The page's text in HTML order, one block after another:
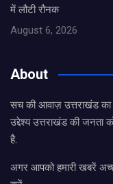
में लौटी रौनक
August 6, 2026
About
सच की आवाज़ उत्तराखंड का
उद्देश्य उत्तराखंड की
है.
अगर आपको हमारी खबरें